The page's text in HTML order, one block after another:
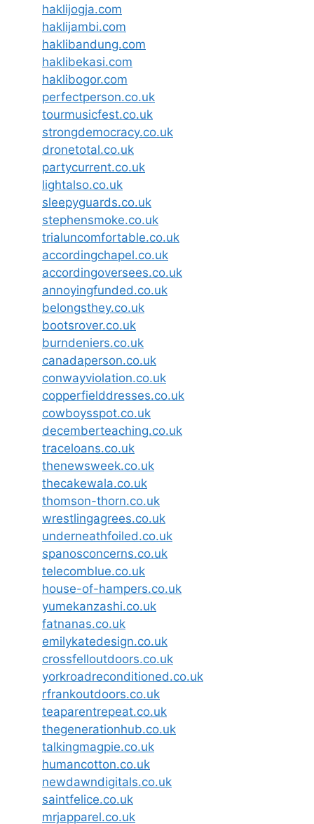
haklijogja.com
haklijambi.com
haklibandung.com
haklibekasi.com
haklibogor.com
perfectperson.co.uk
tourmusicfest.co.uk
strongdemocracy.co.uk
dronetotal.co.uk
partycurrent.co.uk
lightalso.co.uk
sleepyguards.co.uk
stephensmoke.co.uk
trialuncomfortable.co.uk
accordingchapel.co.uk
accordingoversees.co.uk
annoyingfunded.co.uk
belongsthey.co.uk
bootsrover.co.uk
burndeniers.co.uk
canadaperson.co.uk
conwayviolation.co.uk
copperfielddresses.co.uk
cowboysspot.co.uk
decemberteaching.co.uk
traceloans.co.uk
thenewsweek.co.uk
thecakewala.co.uk
thomson-thorn.co.uk
wrestlingagrees.co.uk
underneathfoiled.co.uk
spanosconcerns.co.uk
telecomblue.co.uk
house-of-hampers.co.uk
yumekanzashi.co.uk
fatnanas.co.uk
emilykatedesign.co.uk
crossfelloutdoors.co.uk
yorkroadreconditioned.co.uk
rfrankoutdoors.co.uk
teaparentrepeat.co.uk
thegenerationhub.co.uk
talkingmagpie.co.uk
humancotton.co.uk
newdawndigitals.co.uk
saintfelice.co.uk
mrjapparel.co.uk